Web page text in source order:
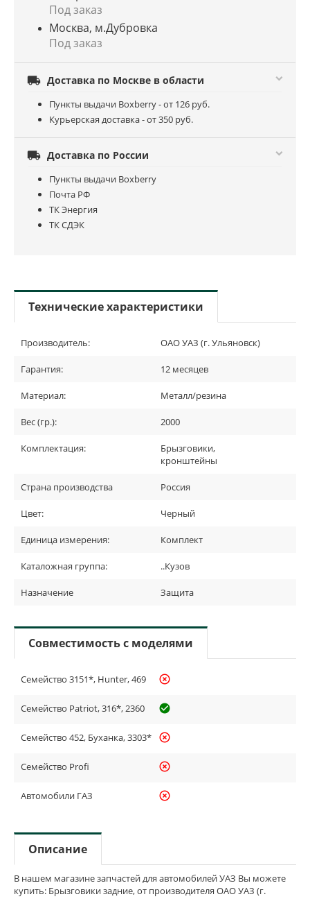
Под заказ
Москва, м.Дубровка
Под заказ
 Доставка по Москве в области
Пункты выдачи Boxberry - от 126 руб.
Курьерская доставка - от 350 руб.
 Доставка по России
Пункты выдачи Boxberry
Почта РФ
ТК Энергия
ТК СДЭК
Технические характеристики
Производитель: ОАО УАЗ (г. Ульяновск)
Гарантия: 12 месяцев
Материал: Металл/резина
Вес (гр.): 2000
Комплектация:
Брызговики,
кронштейны
Страна производства Россия
Цвет: Черный
Единица измерения: Комплект
Каталожная группа: ..Кузов
Назначение Защита
Совместимость с моделями
Семейство 3151*, Hunter, 469 highlight_off
Семейство Patriot, 316*, 2360 check_circle_outline
Семейство 452, Буханка, 3303* highlight_off
Семейство Profi highlight_off
Автомобили ГАЗ highlight_off
Описание
В нашем магазине запчастей для автомобилей УАЗ Вы можете
купить: Брызговики задние, от производителя ОАО УАЗ (г.